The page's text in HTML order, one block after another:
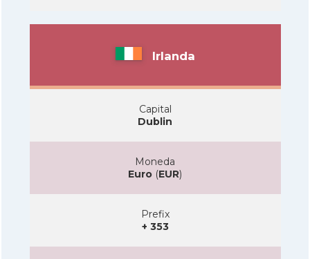
Irlanda
Capital
Dublin
Moneda
Euro (EUR)
Prefix
+ 353